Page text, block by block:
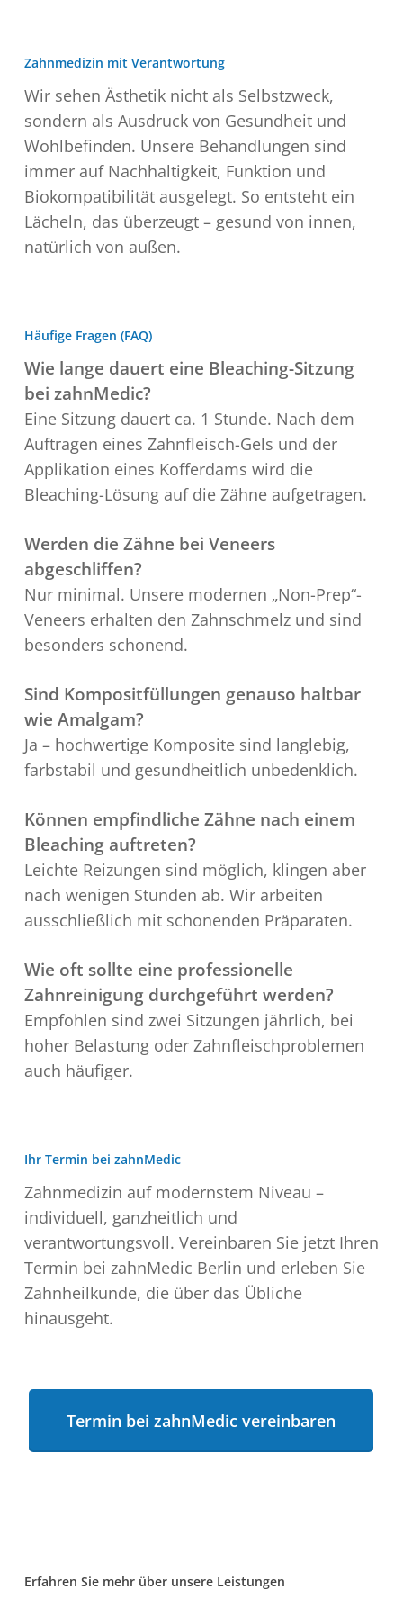
Zahnmedizin mit Verantwortung
Wir sehen Ästhetik nicht als Selbstzweck,
sondern als Ausdruck von Gesundheit und
Wohlbefinden. Unsere Behandlungen sind
immer auf Nachhaltigkeit, Funktion und
Biokompatibilität ausgelegt. So entsteht ein
Lächeln, das überzeugt – gesund von innen,
natürlich von außen.
Häufige Fragen (FAQ)
Wie lange dauert eine Bleaching-Sitzung
bei zahnMedic?
Eine Sitzung dauert ca. 1 Stunde. Nach dem
Auftragen eines Zahnfleisch-Gels und der
Applikation eines Kofferdams wird die
Bleaching-Lösung auf die Zähne aufgetragen.
Werden die Zähne bei Veneers
abgeschliffen?
Nur minimal. Unsere modernen „Non-Prep“-
Veneers erhalten den Zahnschmelz und sind
besonders schonend.
Sind Kompositfüllungen genauso haltbar
wie Amalgam?
Ja – hochwertige Komposite sind langlebig,
farbstabil und gesundheitlich unbedenklich.
Können empfindliche Zähne nach einem
Bleaching auftreten?
Leichte Reizungen sind möglich, klingen aber
nach wenigen Stunden ab. Wir arbeiten
ausschließlich mit schonenden Präparaten.
Wie oft sollte eine professionelle
Zahnreinigung durchgeführt werden?
Empfohlen sind zwei Sitzungen jährlich, bei
hoher Belastung oder Zahnfleischproblemen
auch häufiger.
Ihr Termin bei zahnMedic
Zahnmedizin auf modernstem Niveau –
individuell, ganzheitlich und
verantwortungsvoll. Vereinbaren Sie jetzt Ihren
Termin bei zahnMedic Berlin und erleben Sie
Zahnheilkunde, die über das Übliche
hinausgeht.
Termin bei zahnMedic vereinbaren
Erfahren Sie mehr über unsere Leistungen